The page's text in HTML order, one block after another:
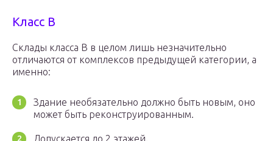
Класс B
Склады класса B в целом лишь незначительно
отличаются от комплексов предыдущей категории, а
именно:
Здание необязательно должно быть новым, оно
может быть реконструированным.
Допускается до 2 этажей.